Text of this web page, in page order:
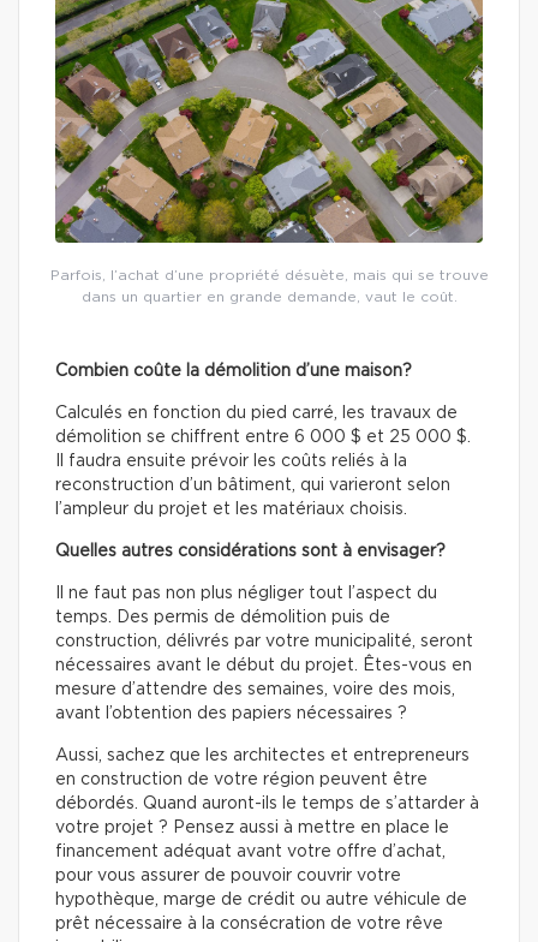
Parfois, l’achat d’une propriété désuète, mais qui se trouve
dans un quartier en grande demande, vaut le coût.
Combien coûte la démolition d’une maison?
Calculés en fonction du pied carré, les travaux de
démolition se chiffrent entre 6 000 $ et 25 000 $.
Il faudra ensuite prévoir les coûts reliés à la
reconstruction d’un bâtiment, qui varieront selon
l’ampleur du projet et les matériaux choisis.
Quelles autres considérations sont à envisager?
Il ne faut pas non plus négliger tout l’aspect du
temps. Des permis de démolition puis de
construction, délivrés par votre municipalité, seront
nécessaires avant le début du projet. Êtes-vous en
mesure d’attendre des semaines, voire des mois,
avant l’obtention des papiers nécessaires ?
Aussi, sachez que les architectes et entrepreneurs
en construction de votre région peuvent être
débordés. Quand auront-ils le temps de s’attarder à
votre projet ? Pensez aussi à mettre en place le
financement adéquat avant votre offre d’achat,
pour vous assurer de pouvoir couvrir votre
hypothèque, marge de crédit ou autre véhicule de
prêt nécessaire à la consécration de votre rêve